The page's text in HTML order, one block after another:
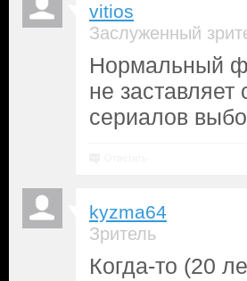
vitios
Заслуженный
Нормальный
не заставляет
сериалов
kyzma64
Зритель
Когда-то (20